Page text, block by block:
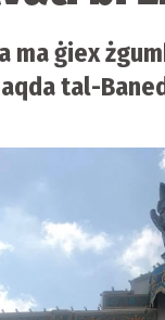
ma ġiex
tal-